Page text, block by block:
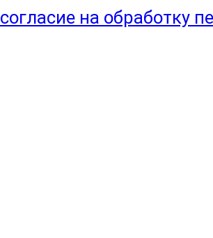
согласие на обработку